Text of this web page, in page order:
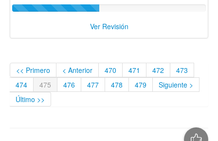
Ver Revisión
<< Primero < Anterior 470 471 472
473
474
475 476 477 478 479
Siguiente >
Último >>